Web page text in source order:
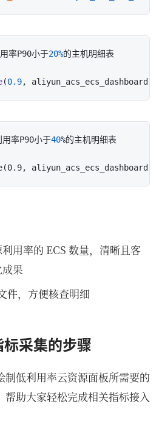
率P90小于20%的主机明细表
(0.9,
率P90小于40%的主机明细表
aliyun_acs_ecs_dashboard
用率的 ECS 数量，清晰且客
果
件，方便核查明细
采集的步骤
制低利用率云资源面板所需要的
帮助大家轻松完成相关指标接入